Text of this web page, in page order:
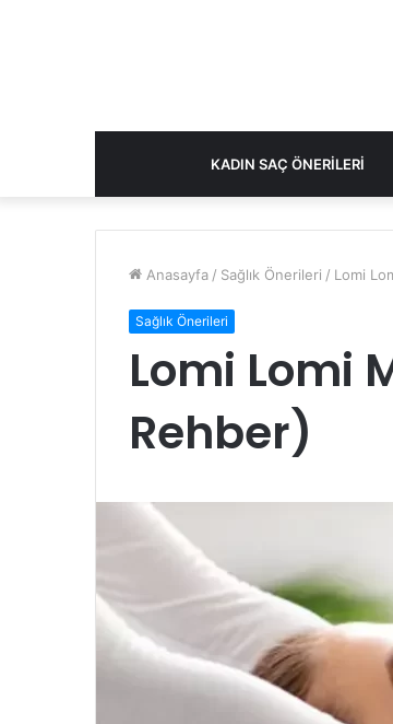
KADIN SAÇ ÖNERILERI
Anasayfa / Sağlık Önerileri / Lomi
Sağlık Önerileri
Lomi Lomi
Rehber)